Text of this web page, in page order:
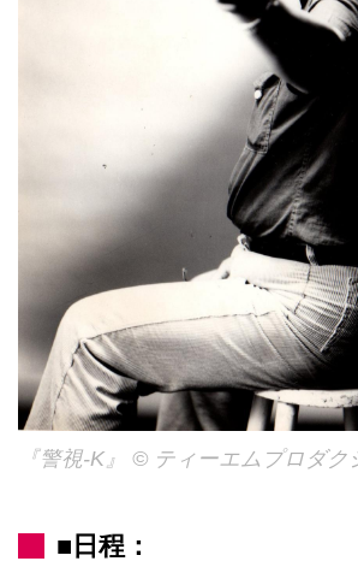
『警視-K』 © ティーエムプロダク
■日程：